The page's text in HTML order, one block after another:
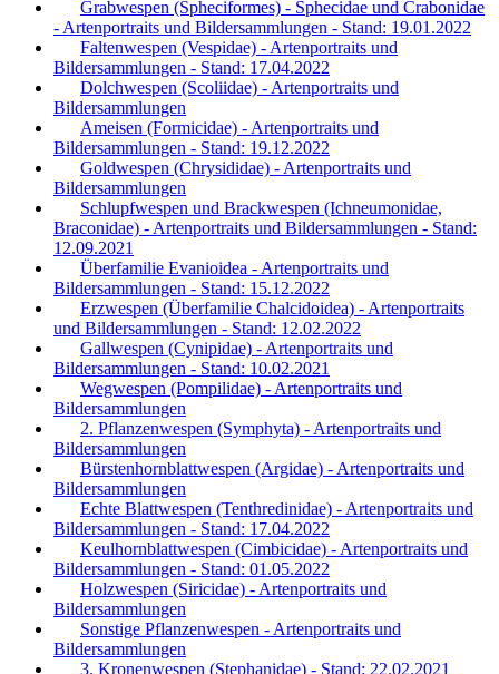
Grabwespen (Spheciformes) - Sphecidae und Crabonidae
- Artenportraits und Bildersammlungen - Stand: 19.01.2022
Faltenwespen (Vespidae) - Artenportraits und
Bildersammlungen - Stand: 17.04.2022
Dolchwespen (Scoliidae) - Artenportraits und
Bildersammlungen
Ameisen (Formicidae) - Artenportraits und
Bildersammlungen - Stand: 19.12.2022
Goldwespen (Chrysididae) - Artenportraits und
Bildersammlungen
Schlupfwespen und Brackwespen (Ichneumonidae,
Braconidae) - Artenportraits und Bildersammlungen - Stand:
12.09.2021
Überfamilie Evanioidea - Artenportraits und
Bildersammlungen - Stand: 15.12.2022
Erzwespen (Überfamilie Chalcidoidea) - Artenportraits
und Bildersammlungen - Stand: 12.02.2022
Gallwespen (Cynipidae) - Artenportraits und
Bildersammlungen - Stand: 10.02.2021
Wegwespen (Pompilidae) - Artenportraits und
Bildersammlungen
2. Pflanzenwespen (Symphyta) - Artenportraits und
Bildersammlungen
Bürstenhornblattwespen (Argidae) - Artenportraits und
Bildersammlungen
Echte Blattwespen (Tenthredinidae) - Artenportraits und
Bildersammlungen - Stand: 17.04.2022
Keulhornblattwespen (Cimbicidae) - Artenportraits und
Bildersammlungen - Stand: 01.05.2022
Holzwespen (Siricidae) - Artenportraits und
Bildersammlungen
Sonstige Pflanzenwespen - Artenportraits und
Bildersammlungen
3. Kronenwespen (Stephanidae) - Stand: 22.02.2021